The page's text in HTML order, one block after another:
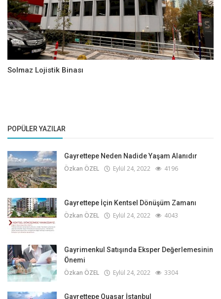
Solmaz Lojistik Binası
POPÜLER YAZILAR
Gayrettepe Neden Nadide Yaşam Alanıdır
Özkan ÖZEL Eylül 24, 2022 4196
Gayrettepe İçin Kentsel Dönüşüm Zamanı
Özkan ÖZEL Eylül 24, 2022 4043
Gayrimenkul Satışında Eksper Değerlemesinin
Önemi
Özkan ÖZEL Eylül 24, 2022 3304
Gayrettepe Quasar İstanbul